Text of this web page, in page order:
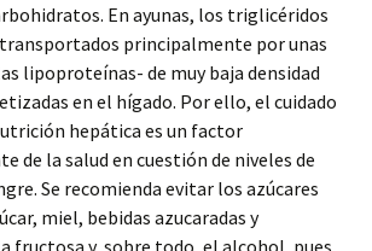
En ayunas, los triglicéridos
principalmente por unas
lipoproteínas- de muy baja densidad
en el hígado. Por ello, el cuidado
hepática es un factor
de la salud en cuestión de niveles de
Se recomienda evitar los azúcares
miel, bebidas azucaradas y